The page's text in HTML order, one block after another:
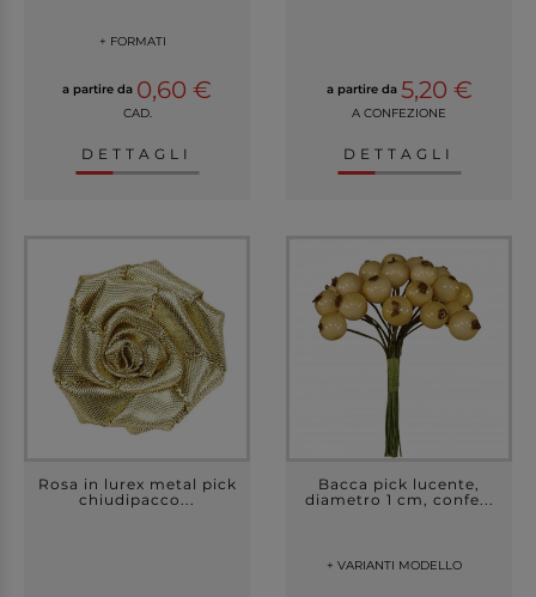
+ FORMATI
a partire da 0,60 €
CAD.
DETTAGLI
a partire da 5,20 €
A CONFEZIONE
DETTAGLI
Rosa in lurex metal pick
chiudipacco...
Bacca pick lucente,
diametro 1 cm, confe...
+ VARIANTI MODELLO